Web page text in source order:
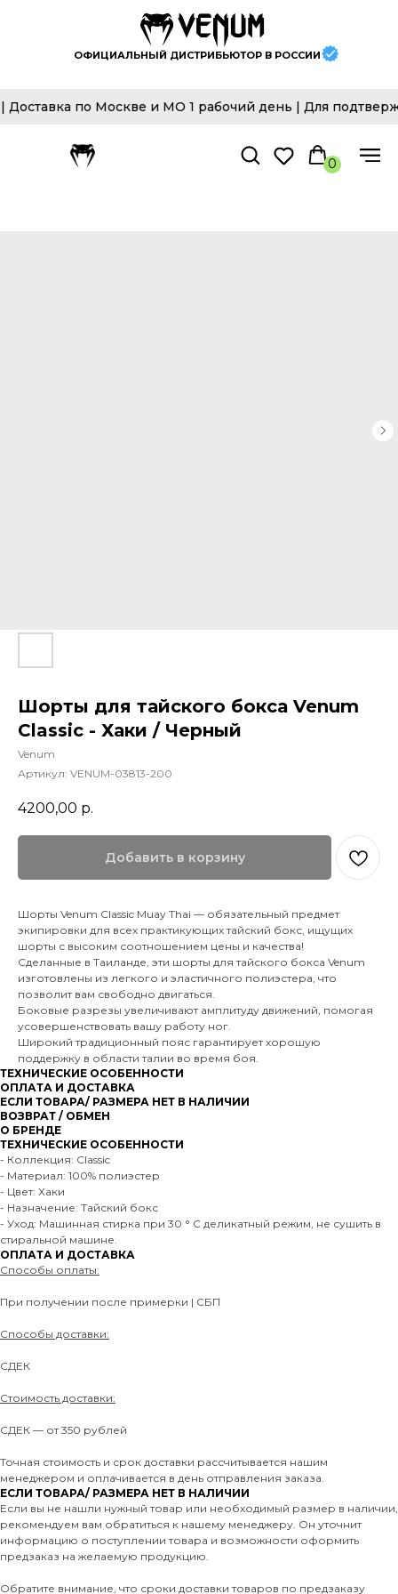
ОФИЦИАЛЬНЫЙ ДИСТРИБЬЮТОР В РОССИИ
по Москве и МО 1 рабочий день | Для
0
Шорты для тайского бокса Venum
Classic - Хаки / Черный
Venum
Артикул: VENUM-03813-200
4200,00 р.
Добавить в корзину
Шорты Venum Classic Muay Thai — обязательный предмет
экипировки для всех практикующих тайский бокс, ищущих
шорты с высоким соотношением цены и качества!
Сделанные в Таиланде, эти шорты для тайского бокса Venum
изготовлены из легкого и эластичного полиэстера, что
позволит вам свободно двигаться.
Боковые разрезы увеличивают амплитуду движений, помогая
усовершенствовать вашу работу ног.
Широкий традиционный пояс гарантирует хорошую
поддержку в области талии во время боя.
ТЕХНИЧЕСКИЕ ОСОБЕННОСТИ
ОПЛАТА И ДОСТАВКА
ЕСЛИ ТОВАРА/ РАЗМЕРА НЕТ В НАЛИЧИИ
ВОЗВРАТ / ОБМЕН
О БРЕНДЕ
ТЕХНИЧЕСКИЕ ОСОБЕННОСТИ
- Коллекция: Classic
- Материал: 100% полиэстер
- Цвет: Хаки
- Назначение: Тайский бокс
- Уход: Машинная стирка при 30 ° C деликатный режим, не сушить в
стиральной машине.
ОПЛАТА И ДОСТАВКА
Способы оплаты:
При получении после примерки | СБП
Способы доставки:
СДЕК
Стоимость доставки:
СДЕК — от 350 рублей
Точная стоимость и срок доставки рассчитывается нашим
менеджером и оплачивается в день отправления заказа.
ЕСЛИ ТОВАРА/ РАЗМЕРА НЕТ В НАЛИЧИИ
Если вы не нашли нужный товар или необходимый размер в наличии,
рекомендуем вам обратиться к нашему менеджеру. Он уточнит
информацию о поступлении товара и возможности оформить
предзаказ на желаемую продукцию.
Обратите внимание, что сроки доставки товаров по предзаказу